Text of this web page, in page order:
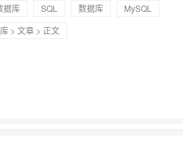
据库 SQL 数据库
MySQL
> 文章 > 正文